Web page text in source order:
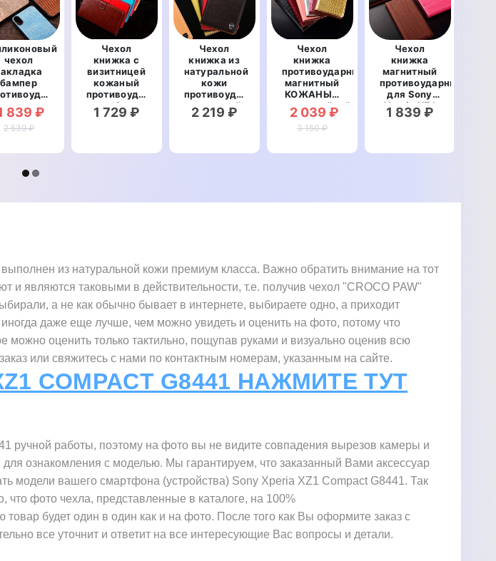
чехол
бампер
со
из
Xperia
Compact
839 ₽
2 539 ₽
Чехол
книжка с
визитницей
кожаный
противоударный
для Sony
Xperia XZ1
"BENTYAGA"
1 729 ₽
Чехол
книжка из
натуральной
кожи
противоударный
магнитный
для Sony
G8441
2 219 ₽
Чехол
книжка
противоударный
магнитный
КОЖАНЫЙ
влагостойкий
для Sony
Xperia XZ1
G8441
2 039 ₽
3 150 ₽
Чехол
книжка
магнитный
противоударный
для Sony
Xperia XZ1
Compact
1 839 ₽
из натуральной кожи премиум класса. Важно обратить внимание на тот
и являются таковыми в действительности, т.е. получив чехол "CROCO PAW"
а не как обычно бывает в интернете, выбираете одно, а приходит
иногда даже еще лучше, чем можно увидеть и оценить на фото, потому что
можно оценить только тактильно, пощупав руками и визуально оценив всю
или свяжитесь с нами по контактным номерам, указанным на сайте.
COMPACT G8441 НАЖМИТЕ ТУТ
ручной работы, поэтому на фото вы не видите совпадения вырезов камеры и
для ознакомления с моделью. Мы гарантируем, что заказанный Вами аксессуар
модели вашего смартфона (устройства) Sony Xperia XZ1 Compact G8441. Так
фото чехла, представленные в каталоге, на 100%
товар будет один в один как и на фото. После того как Вы оформите заказ с
все уточнит и ответит на все интересующие Вас вопросы и детали.